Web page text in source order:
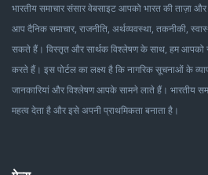
भारतीय समाचार संसार वेबसाइट आपको भारत की ताज़ा
आप दैनिक समाचार, राजनीति, अर्थव्यवस्था, तकनीकी,
सकते हैं। विस्तृत और सार्थक विश्लेषण के साथ, हम
करते हैं। इस पोर्टल का लक्ष्य है कि नागरिक सूचनाओं के
जानकारियां और विश्लेषण आपके सामने लाते हैं। भारतीय
महत्व देता है और इसे अपनी प्राथमिकता बनाता है।